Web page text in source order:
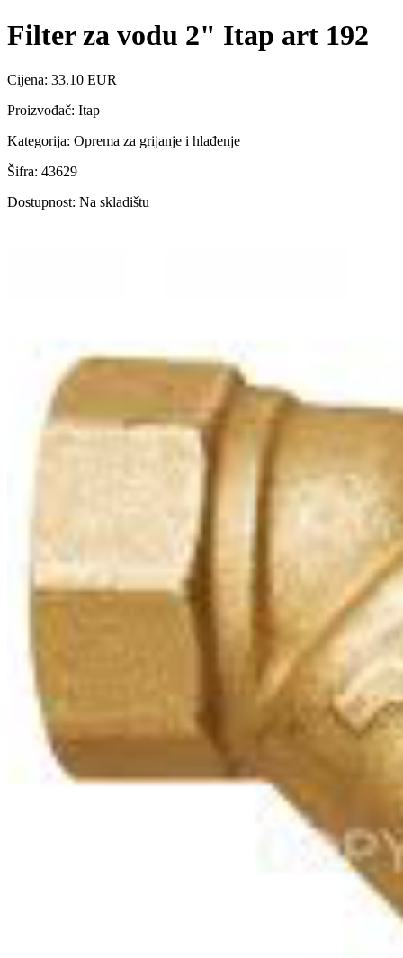
Filter za vodu 2" Itap art 192
Cijena: 33.10 EUR
Proizvođač: Itap
Kategorija: Oprema za grijanje i hlađenje
Šifra: 43629
Dostupnost: Na skladištu